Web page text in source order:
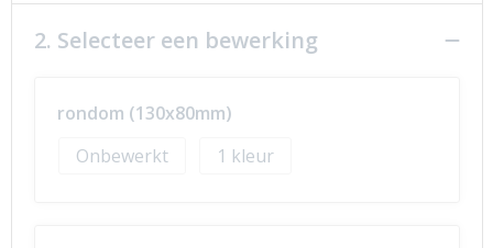
2. Selecteer een bewerking
rondom (130x80mm)
Onbewerkt
1